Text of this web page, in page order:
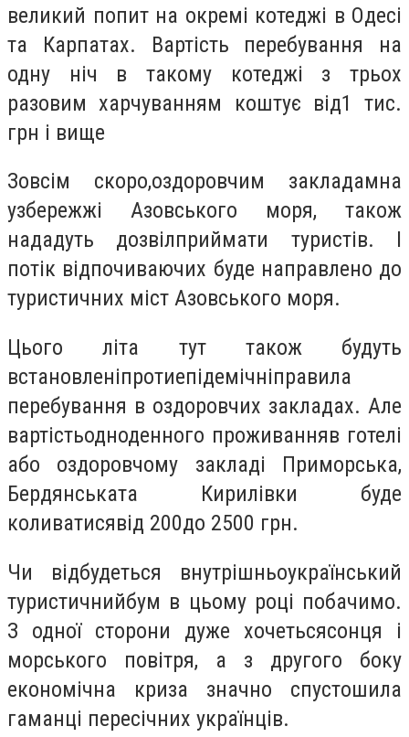
великий попит на окремі котеджі в Одесі
та Карпатах. Вартість перебування на
одну ніч в такому котеджі з трьох
разовим харчуванням коштує від1 тис.
грн і вище
Зовсім скоро,оздоровчим закладамна
узбережжі Азовського моря, також
нададуть дозвілприймати туристів. І
потік відпочиваючих буде направлено до
туристичних міст Азовського моря.
Цього літа тут також будуть
встановленіпротиепідемічніправила
перебування в оздоровчих закладах. Але
вартістьодноденного проживанняв готелі
або оздоровчому закладі Приморська,
Бердянськата Кирилівки буде
коливатисявід 200до 2500 грн.
Чи відбудеться внутрішньоукраїнський
туристичнийбум в цьому році побачимо.
З одної сторони дуже хочетьсясонця і
морського повітря, а з другого боку
економічна криза значно спустошила
гаманці пересічних українців.